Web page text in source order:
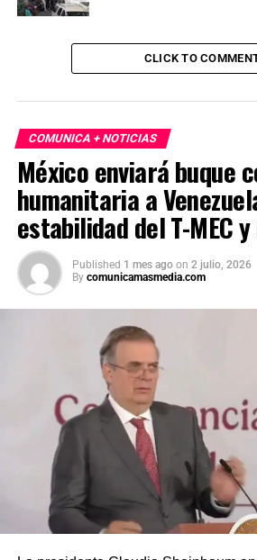
CLICK TO
COMUNICA + NOTICIAS
México enviará buque
humanitaria a
estabilidad del T-MEC
Published 1 mes ago on 2 julio, 2026
By comunicamasmedia.com